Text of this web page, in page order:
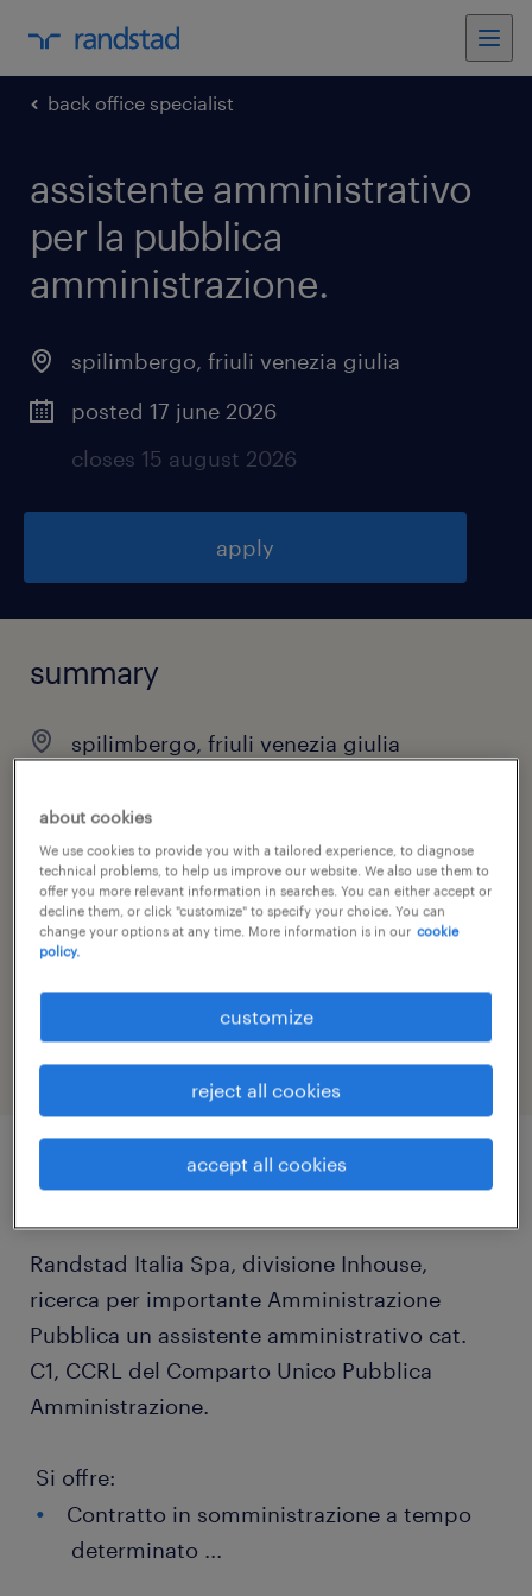
back office specialist
assistente amministrativo
per la pubblica
amministrazione.
spilimbergo, friuli venezia giulia
posted 17 june 2026
closes 15 august 2026
apply
summary
spilimbergo, friuli venezia giulia
temporary
full-time
administrative & support services
job details
Randstad Italia Spa, divisione Inhouse,
ricerca per importante Amministrazione
Pubblica un assistente amministrativo cat.
C1, CCRL del Comparto Unico Pubblica
Amministrazione.
Si offre:
Contratto in somministrazione a tempo
determinato ...
about cookies
We use cookies to provide you with a tailored experience, to diagnose
technical problems, to help us improve our website. We also use them to
offer you more relevant information in searches. You can either accept or
decline them, or click "customize" to specify your choice. You can
change your options at any time. More information is in our cookie
policy.
customize
reject all cookies
accept all cookies